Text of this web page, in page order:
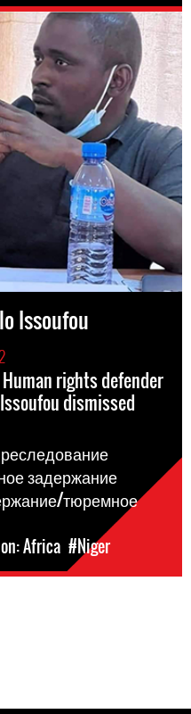
Issoufou
rights defender
dismissed
задержание
тюремное
Africa #Niger